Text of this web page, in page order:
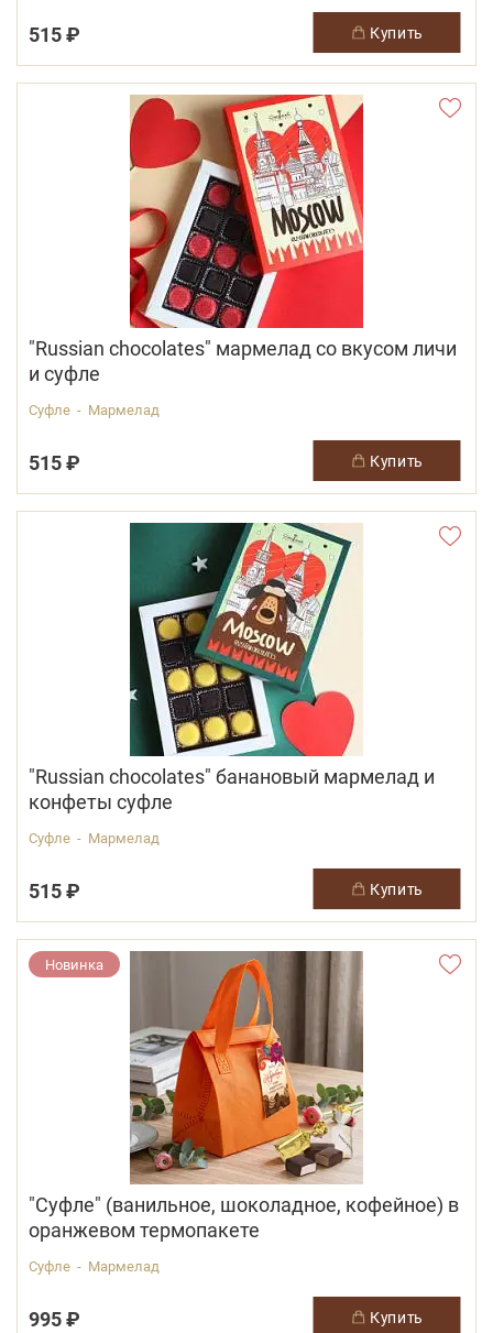
515 ₽ купить
"Russian chocolates" мармелад со вкусом личи
и суфле
Суфле - Мармелад
515 ₽ купить
"Russian chocolates" банановый мармелад и
конфеты суфле
Суфле - Мармелад
515 ₽ купить
Новинка
"Суфле" (ванильное, шоколадное, кофейное) в
оранжевом термопакете
Суфле - Мармелад
995 ₽ купить